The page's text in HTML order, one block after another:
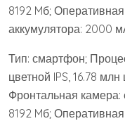
8192 Mб;
аккумулятора: 2000
Тип: смартфон;
цветной IPS, 16.78
Фронтальная камера:
8192 Mб;